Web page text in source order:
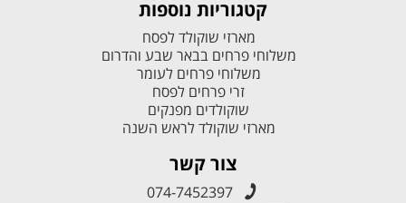
קטגוריות נוספות
מארזי שוקולד לפסח
משלוחי פרחים בבאר שבע והדרום
משלוחי פרחים לעומר
זרי פרחים לפסח
שוקולדים מפנקים
מארזי שוקולד לראש השנה
צור קשר
074-7452397